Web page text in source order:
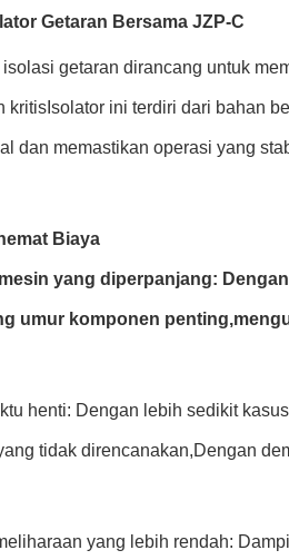
Getaran Bersama JZP-C
getaran dirancang untuk
kritisIsolator ini terdiri dari bahan
dan memastikan operasi yang
Biaya
yang diperpanjang:
umur komponen
henti: Dengan lebih sedikit
tidak direncanakan,Dengan
yang lebih rendah: